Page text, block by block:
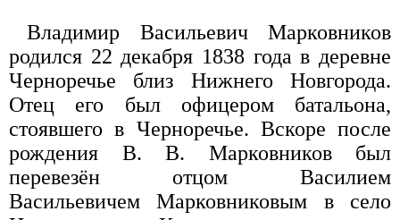
Владимир Васильевич Марковников
родился 22 декабря 1838 года в деревне
Черноречье близ Нижнего Новгорода.
Отец его был офицером батальона,
стоявшего в Черноречье. Вскоре после
рождения В. В. Марковников был
перевезён отцом Василием
Васильевичем Марковниковым в село